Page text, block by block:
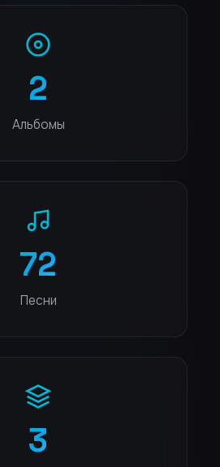
2
Альбомы
72
Песни
3